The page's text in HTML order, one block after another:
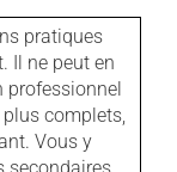
pratiques
Il ne peut en
professionnel
complets,
Vous y